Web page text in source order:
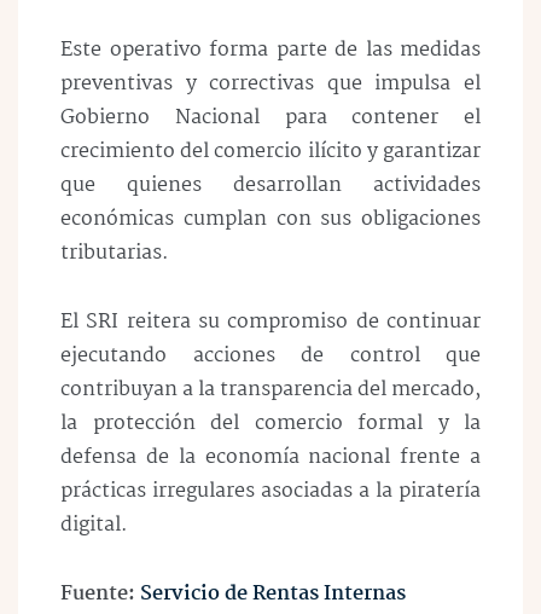
Este operativo forma parte de las medidas
preventivas y correctivas que impulsa el
Gobierno Nacional para contener el
crecimiento del comercio ilícito y garantizar
que quienes desarrollan actividades
económicas cumplan con sus obligaciones
tributarias.
El SRI reitera su compromiso de continuar
ejecutando acciones de control que
contribuyan a la transparencia del mercado,
la protección del comercio formal y la
defensa de la economía nacional frente a
prácticas irregulares asociadas a la piratería
digital.
Fuente: Servicio de Rentas Internas